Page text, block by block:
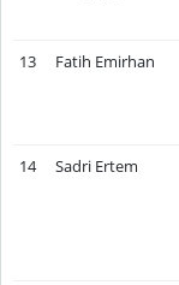
13 Fatih Emirhan
14 Sadri Ertem